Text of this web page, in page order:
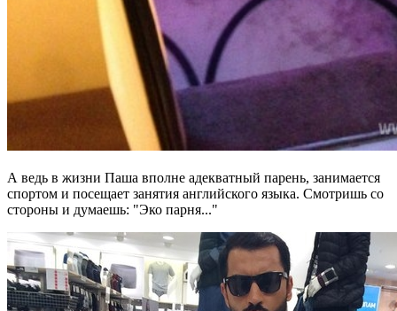
А ведь в жизни Паша вполне адекватный парень, занимается
спортом и посещает занятия английского языка. Смотришь со
стороны и думаешь: "Эко парня..."